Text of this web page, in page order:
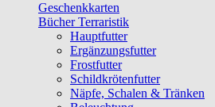
Geschenkkarten
Bücher Terraristik
Hauptfutter
Ergänzungsfutter
Frostfutter
Schildkrötenfutter
Näpfe, Schalen & Tränken